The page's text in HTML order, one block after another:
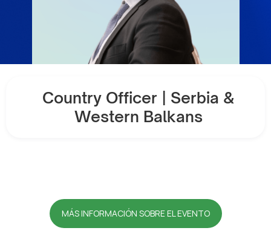
Country Officer | Serbia &
Western Balkans
MÁS INFORMACIÓN SOBRE EL EVENTO